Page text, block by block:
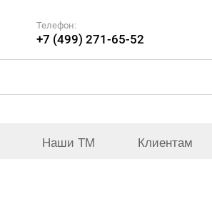
Телефон:
+7 (499) 271-65-52
Наши ТМ Клиентам